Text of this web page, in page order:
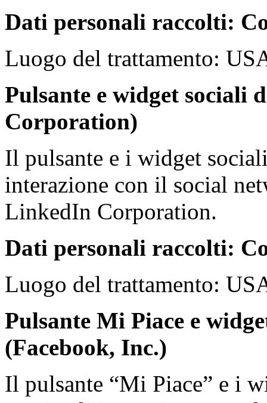
Dati personali raccolti:
Luogo del trattamento:
Pulsante e widget
Corporation)
Il pulsante e i widget
interazione con il social
LinkedIn Corporation.
Dati personali raccolti:
Luogo del trattamento:
Pulsante Mi Piace e
(Facebook, Inc.)
Il pulsante “Mi Piace” e i